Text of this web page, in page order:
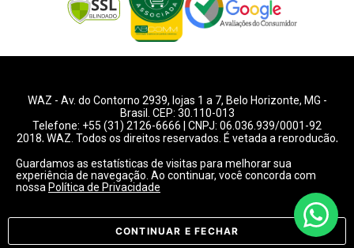
WAZ - Av. do Contorno 2939, lojas 1 a 7, Belo Horizonte, MG -
Brasil. CEP: 30.110-013
Telefone: +55 (31) 2126-6666 | CNPJ: 06.036.939/0001-92
2018, WAZ. Todos os direitos reservados. É vetada a reprodução,
Preços e condições de pagamentos válidos exclusivamente
para compras pelo website.
Guardamos as estatísticas de visitas para melhorar sua
experiência de navegação. Ao continuar, você concorda com
nossa Política de Privacidade
CONTINUAR E FECHAR